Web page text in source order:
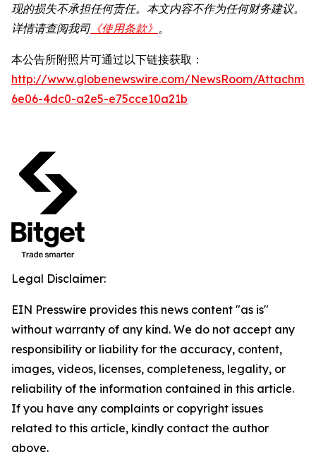
现的损失不承担任何责任。本文内容不作为任何财务建议。
详情请查阅我司《使用条款》 。
本公告所附照片可通过以下链接获取：
http://www.globenewswire.com/NewsRoom/
6e06-4dc0-a2e5-e75cce10a21b
Legal Disclaimer:
EIN Presswire provides this news content "as is"
without warranty of any kind. We do not accept any
responsibility or liability for the accuracy, content,
images, videos, licenses, completeness, legality, or
reliability of the information contained in this article.
If you have any complaints or copyright issues
related to this article, kindly contact the author
above.